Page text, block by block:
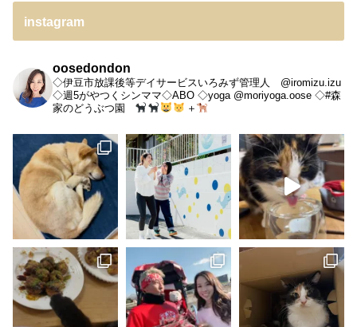
instagram
oosedondon
◇伊豆市放課後等デイサービスいろみず管理人 @iromizu.izu
◇週5がやつくシンママ◇ABO ◇yoga @moriyoga.oose ◇#森
家のどうぶつ園
＋